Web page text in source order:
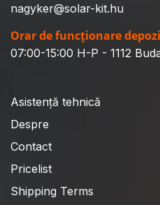
nagyker@solar-kit.hu
Orar de funcționare
07:00-15:00 H-P - 1112
Asistență tehnică
Despre
Contact
Pricelist
Shipping Terms